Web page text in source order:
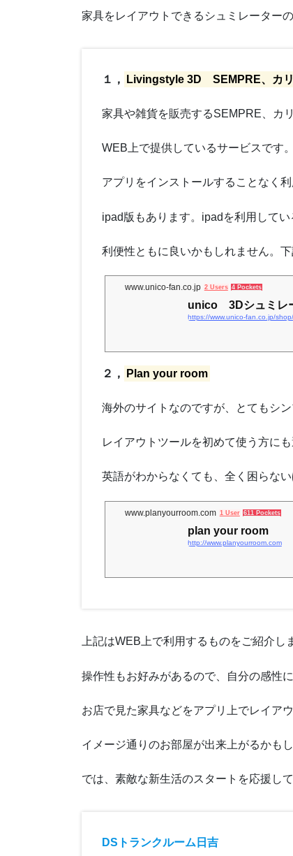
家具をレイアウトできるシュミレーターの
１， Livingstyle 3D SEMPRE、カ
家具や雑貨を販売するSEMPRE、カ
WEB上で提供しているサービスです。
アプリをインストールすることなく利
ipad版もあります。ipadを利用してい
利便性ともに良いかもしれません。
www.unico-fan.co.jp 2 Users 4 Pockets
unico 3Dシュミレ
https://www.unico-fan.co.jp/
２， Plan your room
海外のサイトなのですが、とてもシ
レイアウトツールを初めて使う方にも
英語がわからなくても、全く困らな
www.planyourroom.com 1 User 611 Pockets
plan your room
http://www.planyourroom.com
上記はWEB上で利用するものをご紹介し
操作性もお好みがあるので、自分の感性
お店で見た家具などをアプリ上でレイア
イメージ通りのお部屋が出来上がるかもし
では、素敵な新生活のスタートを応援し
DSトランクルーム日吉